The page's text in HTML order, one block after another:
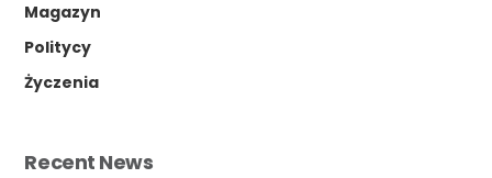
Magazyn
Politycy
Życzenia
Recent News